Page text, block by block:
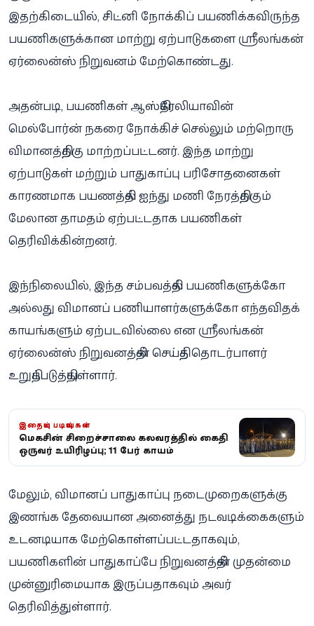
இதற்கிடையில், சிட்னி நோக்கிப் பயணிக்கவிருந்த
பயணிகளுக்கான மாற்று ஏற்பாடுகளை ஸ்ரீலங்கன்
ஏர்லைன்ஸ் நிறுவனம் மேற்கொண்டது.
அதன்படி, பயணிகள் ஆஸ்திரேலியாவின்
மெல்போர்ன் நகரை நோக்கிச் செல்லும் மற்றொரு
விமானத்திற்கு மாற்றப்பட்டனர். இந்த மாற்று
ஏற்பாடுகள் மற்றும் பாதுகாப்பு பரிசோதனைகள்
காரணமாக பயணத்தில் ஐந்து மணி நேரத்திற்கும்
மேலான தாமதம் ஏற்பட்டதாக பயணிகள்
தெரிவிக்கின்றனர்.
இந்நிலையில், இந்த சம்பவத்தில் பயணிகளுக்கோ
அல்லது விமானப் பணியாளர்களுக்கோ எந்தவிதக்
காயங்களும் ஏற்படவில்லை என ஸ்ரீலங்கன்
ஏர்லைன்ஸ் நிறுவனத்தின் செய்தித் தொடர்பாளர்
உறுதிப்படுத்தியுள்ளார்.
இதையும் படியுங்கள்
மெகசின் சிறைச்சாலை கலவரத்தில் கைதி
ஒருவர் உயிரிழப்பு; 11 பேர் காயம்
மேலும், விமானப் பாதுகாப்பு நடைமுறைகளுக்கு
இணங்க தேவையான அனைத்து நடவடிக்கைகளும்
உடனடியாக மேற்கொள்ளப்பட்டதாகவும்,
பயணிகளின் பாதுகாப்பே நிறுவனத்தின் முதன்மை
முன்னுரிமையாக இருப்பதாகவும் அவர்
தெரிவித்துள்ளார்.